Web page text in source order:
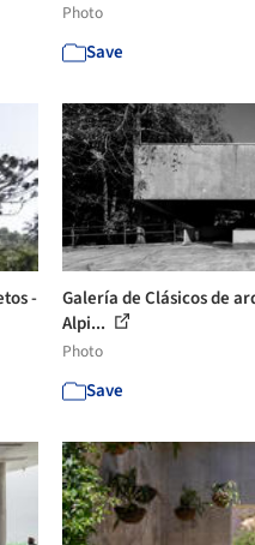
Photo
Save
-
Galería de Clásicos de
Alpi...
Photo
Save